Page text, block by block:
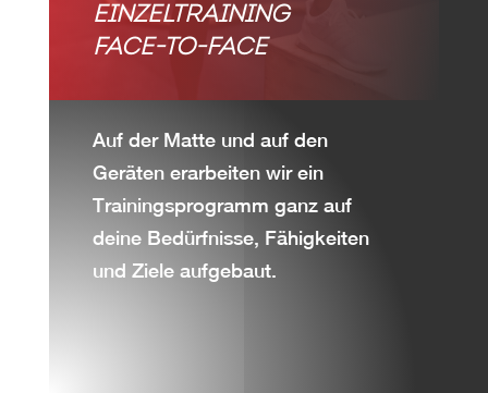
EINZELTRAINING
FACE-TO-FACE
Auf der Matte und auf den
Geräten erarbeiten wir ein
Trainingsprogramm ganz auf
deine Bedürfnisse, Fähigkeiten
und Ziele aufgebaut.